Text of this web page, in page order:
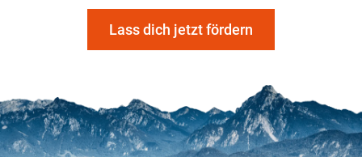
Lass dich jetzt fördern